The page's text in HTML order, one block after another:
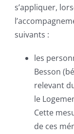
s’appliquer,
suivants :
les
Besson
relevant
le
Cette
de ces